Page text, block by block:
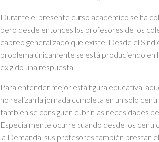
Durante el presente curso académico se ha
pero desde entonces los profesores de los
cabreo generalizado que existe. Desde el
problema únicamente se está produciendo en
exigido una respuesta.
Para entender mejor esta figura educativa,
no realizan la jornada completa en un solo
también se consiguen cubrir las necesidades
Especialmente ocurre cuando desde los
la Demanda, sus profesores también prestan el